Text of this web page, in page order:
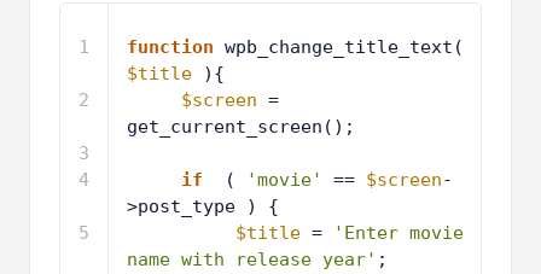
1
2
3
4
5
function
$title
){
$screen =
get_current_screen();
if ( 'movie' == $screen-
>post_type ) {
$title =
'Enter movie
name with release year' ;